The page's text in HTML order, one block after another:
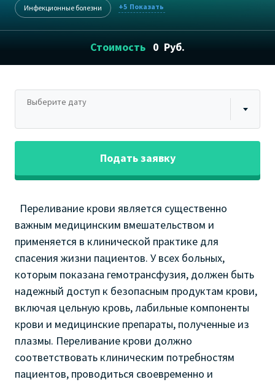
Инфекционные болезни +5
Стоимость 0 Руб.
Выберите дату
Подать заявку
Переливание крови является существенно
важным медицинским вмешательством и
применяется в клинической практике для
спасения жизни пациентов. У всех больных,
которым показана гемотрансфузия, должен быть
надежный доступ к безопасным продуктам крови,
включая цельную кровь, лабильные компоненты
крови и медицинские препараты, полученные из
плазмы. Переливание крови должно
соответствовать клиническим потребностям
пациентов, проводиться своевременно и